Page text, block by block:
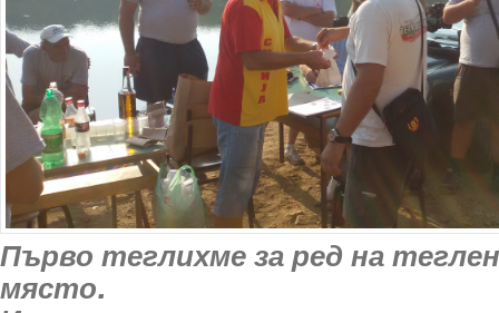
Първо теглихме за ред на
място.